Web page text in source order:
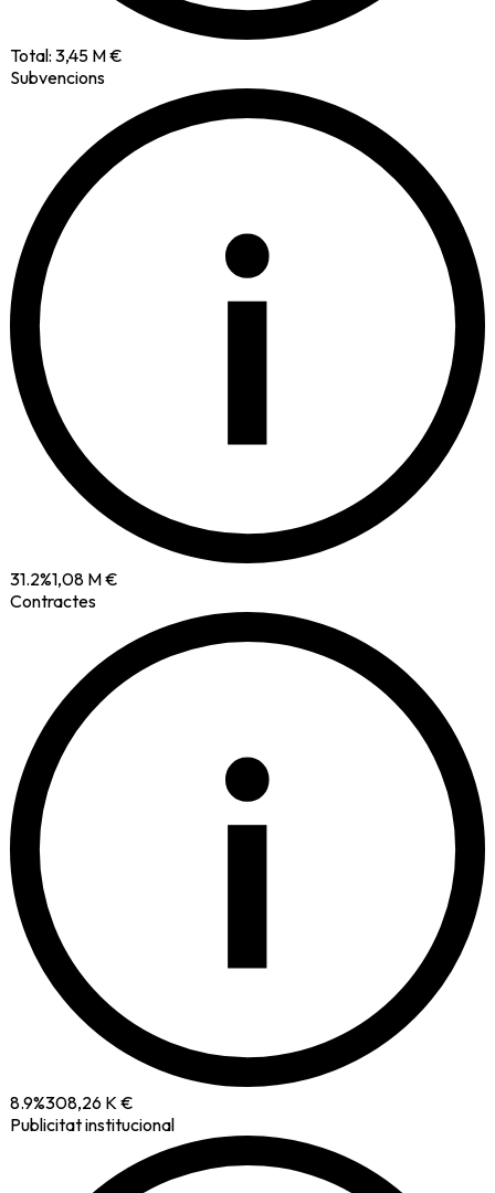
Total: 3,45 M €
Subvencions
i
31.2%1,08 M €
Contractes
i
8.9%308,26 K €
Publicitat institucional